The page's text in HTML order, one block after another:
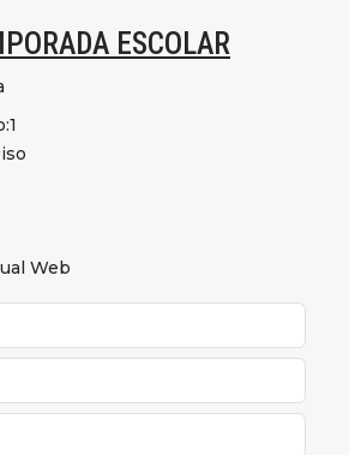
ESCOLAR
1
Web